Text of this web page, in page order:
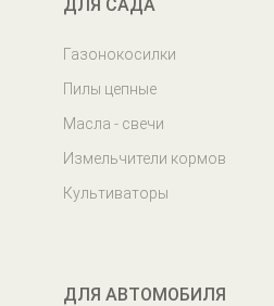
ДЛЯ САДА
Газонокосилки
Пилы цепные
Масла - свечи
Измельчители кормов
Культиваторы
ДЛЯ АВТОМОБИЛЯ